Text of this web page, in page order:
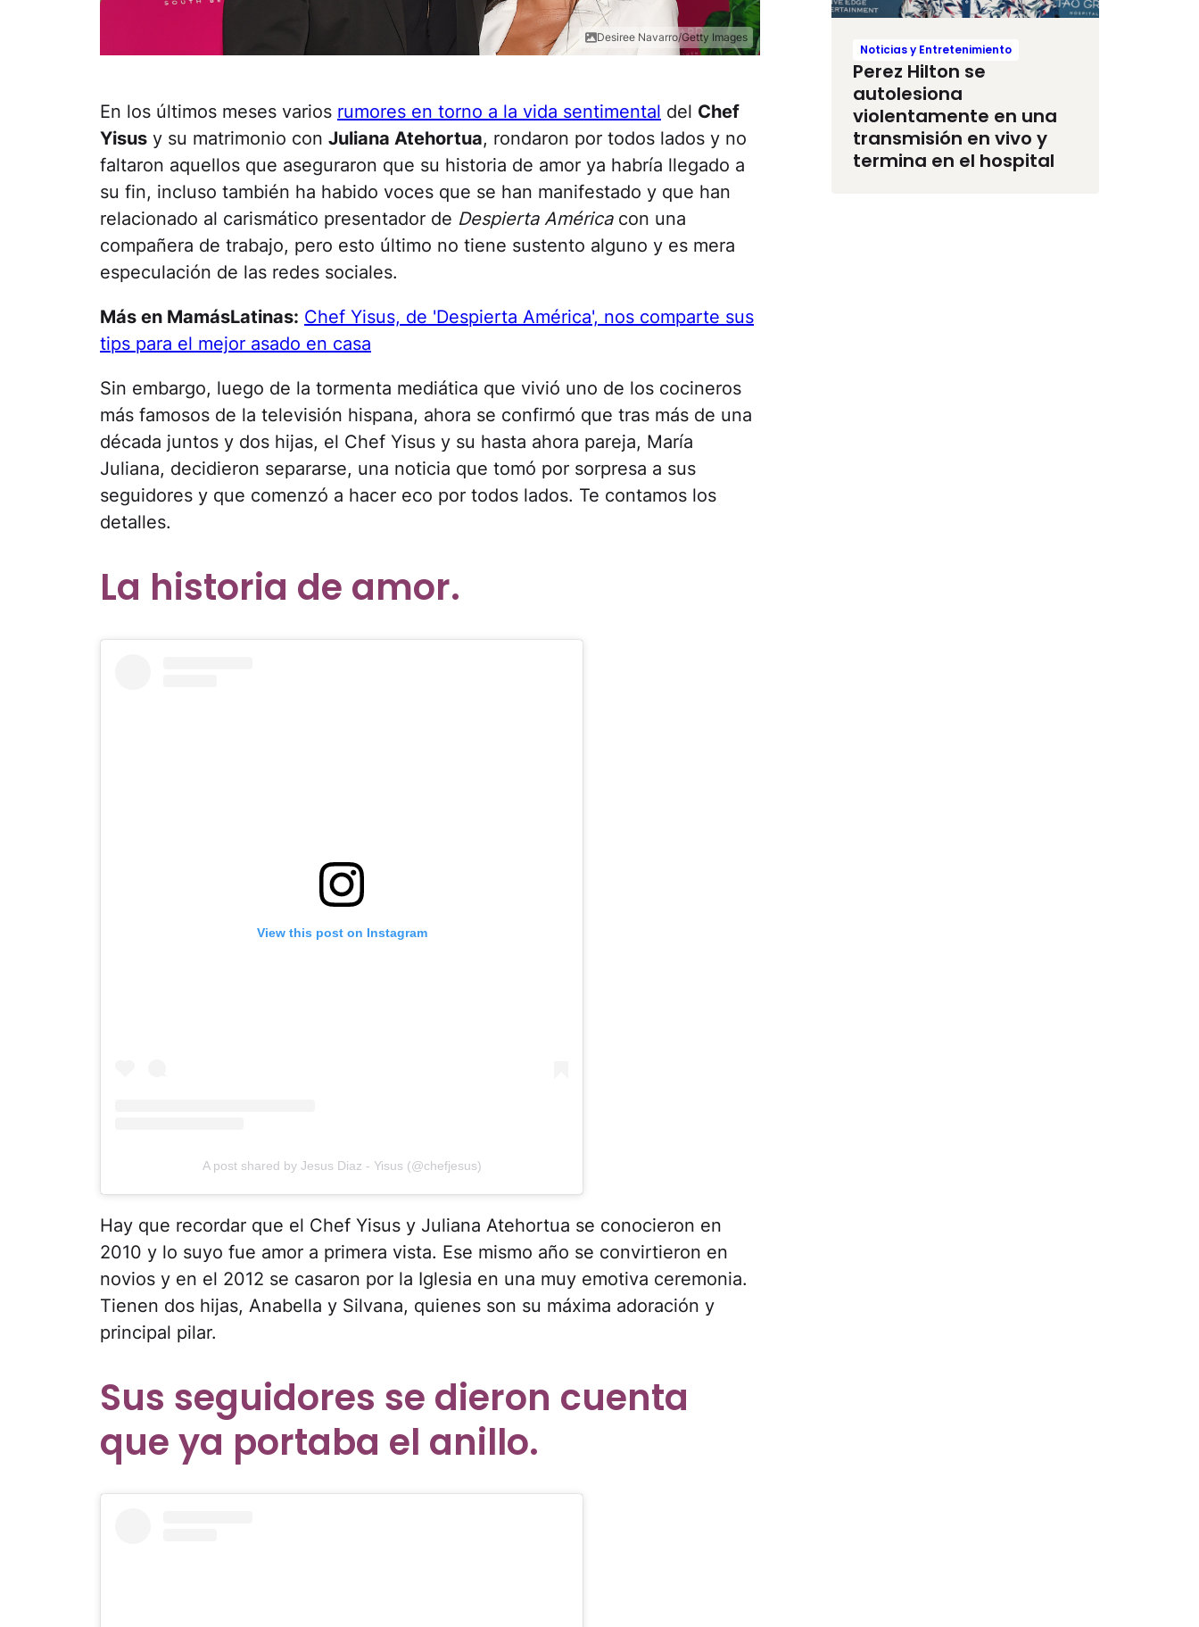
Desiree Navarro/Getty Images
En los últimos meses varios rumores en torno a la vida sentimental del Chef
Yisus y su matrimonio con Juliana Atehortua, rondaron por todos lados y no
faltaron aquellos que aseguraron que su historia de amor ya habría llegado a
su fin, incluso también ha habido voces que se han manifestado y que han
relacionado al carismático presentador de Despierta Américacon una
compañera de trabajo, pero esto último no tiene sustento alguno y es mera
especulación de las redes sociales.
Más en MamásLatinas: Chef Yisus, de 'Despierta América', nos comparte sus
tips para el mejor asado en casa
Sin embargo, luego de la tormenta mediática que vivió uno de los cocineros
más famosos de la televisión hispana, ahora se confirmó que tras más de una
década juntos y dos hijas, el Chef Yisus y su hasta ahora pareja, María
Juliana, decidieron separarse, una noticia que tomó por sorpresa a sus
seguidores y que comenzó a hacer eco por todos lados. Te contamos los
detalles.
La historia de amor.
View this post on Instagram
A post shared by Jesus Diaz - Yisus (@chefjesus)
Hay que recordar que el Chef Yisus y Juliana Atehortua se conocieron en
2010 y lo suyo fue amor a primera vista. Ese mismo año se convirtieron en
novios y en el 2012 se casaron por la Iglesia en una muy emotiva ceremonia.
Tienen dos hijas, Anabella y Silvana, quienes son su máxima adoración y
principal pilar.
Sus seguidores se dieron cuenta
que ya portaba el anillo.
Noticias y Entretenimiento
Perez Hilton se
autolesiona
violentamente en una
transmisión en vivo y
termina en el hospital